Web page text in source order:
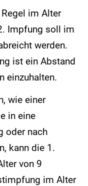
im Alter
Impfung soll im
werden.
ist ein Abstand
einzuhalten.
wie einer
in eine
oder nach
kann die 1.
von 9
im Alter